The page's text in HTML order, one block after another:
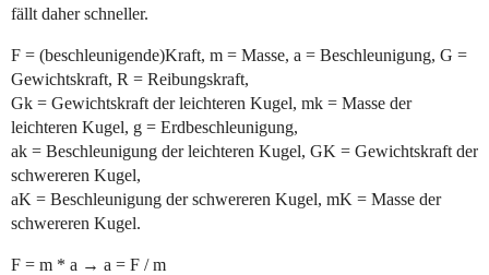
fällt daher schneller.
F = (beschleunigende)Kraft, m = Masse, a = Beschleunigung, G =
Gewichtskraft, R = Reibungskraft,
Gk = Gewichtskraft der leichteren Kugel, mk = Masse der
leichteren Kugel, g = Erdbeschleunigung,
ak = Beschleunigung der leichteren Kugel, GK = Gewichtskraft der
schwereren Kugel,
aK = Beschleunigung der schwereren Kugel, mK = Masse der
schwereren Kugel.
F = m * a → a = F / m